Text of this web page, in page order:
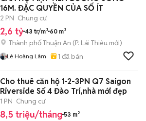
16M. ĐẶC QUYỀN CỦA SỐ ÍT
2 PN Chung cư
2,6 tỷ 43 tr/m² 60 m²
Thành phố Thuận An (P. Lái Thiêu mới)
Lê Hoàng Lâm 1 đã bán
Cho thuê căn hộ 1-2-3PN Q7 Saigon
Riverside Số 4 Đào Trí,nhà mới đẹp
1 PN Chung cư
8,5 triệu/tháng 53 m²